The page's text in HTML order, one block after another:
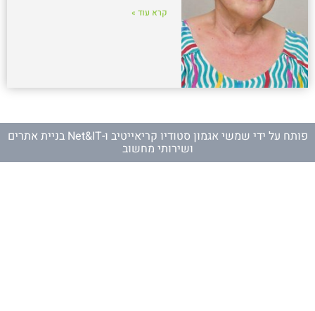
קרא עוד »
פותח על ידי שמשי אגמון סטודיו קריאייטיב ו- Net&IT בניית אתרים
ושירותי מחשוב